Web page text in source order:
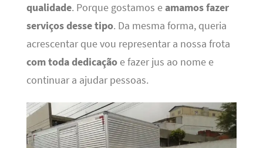
qualidade. Porque gostamos eamamos fazer
serviços desse tipo. Da mesma forma, queria
acrescentar que vou representar a nossa frota
com toda dedicaçãoe fazer jus ao nome e
continuar a ajudar pessoas.